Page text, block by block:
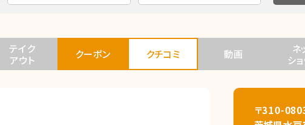
テイク
アウト
クーポン クチコミ 動画
ネ
シ
〒310-